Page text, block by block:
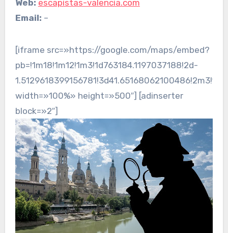
Web: escapistas-valencia.com
Email: –
[iframe src=»https://google.com/maps/embed?
pb=!1m18!1m12!1m3!1d763184.1197037188!2d-
width=»100%» height=»500″] [adinserter
block=»2″]